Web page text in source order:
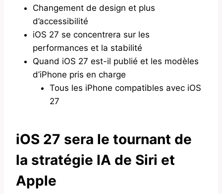
Changement de design et plus
d’accessibilité
iOS 27 se concentrera sur les
performances et la stabilité
Quand iOS 27 est-il publié et les modèles
d’iPhone pris en charge
Tous les iPhone compatibles avec iOS
27
iOS 27 sera le tournant de
la stratégie IA de Siri et
Apple